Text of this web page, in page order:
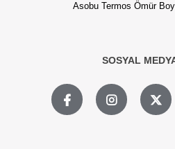
Asobu Termos Ömür
SOSYAL